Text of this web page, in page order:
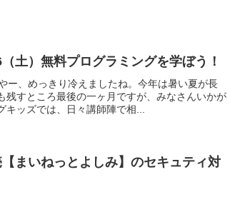
土）無料プログラミングを学ぼう！
ー、めっきり冷えましたね。今年は暑い夏が長
すところ最後の一ヶ月ですが、みなさんいかが
ッズでは、日々講師陣で相...
まいねっとよしみ】のセキュティ対